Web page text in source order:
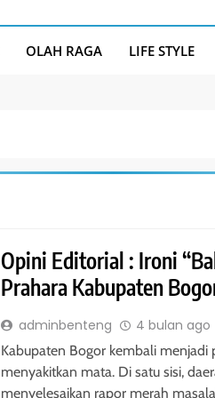
OLAH RAGA LIFE STYLE
Opini Editorial : Ironi
Prahara Kabupaten
adminbenteng 4 bulan ago
Kabupaten Bogor kembali menjadi
menyakitkan mata. Di satu sisi,
menyelesaikan rapor merah